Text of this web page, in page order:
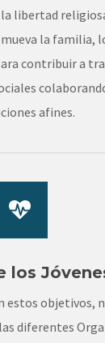
libertad
la familia,
contribuir a
afines.
los
estos objetivos,
diferentes